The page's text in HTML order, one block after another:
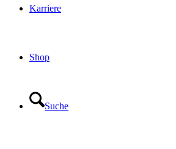
Karriere
Shop
Suche